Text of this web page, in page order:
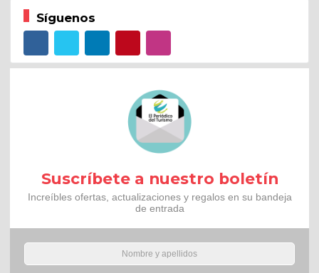
Síguenos
Suscríbete a nuestro boletín
Increíbles ofertas, actualizaciones y regalos en su bandeja
de entrada